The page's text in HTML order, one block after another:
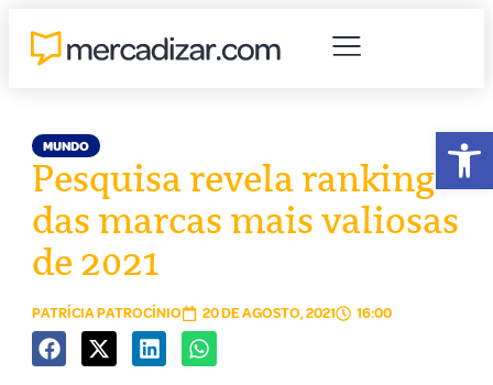
MUNDO
Pesquisa revela ranking
das marcas mais valiosas
de 2021
PATRÍCIA PATROCÍNIO 20 DE AGOSTO, 2021 16:00